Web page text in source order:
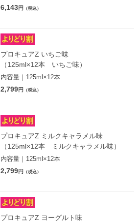
6,143円 （税込）
プロキュアZ いちご味
（125ml×12本 いちご味）
内容量｜125ml×12本
2,799円 （税込）
プロキュアZ ミルクキャラメル味
（125ml×12本 ミルクキャラメル味）
内容量｜125ml×12本
2,799円 （税込）
プロキュアZ ヨーグルト味